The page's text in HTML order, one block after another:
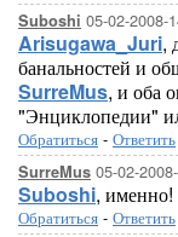
Suboshi 05-02-2008-
Arisugawa_Juri,
банальностей и
SurreMus, и оба
"Энциклопедии"
Обратиться - Ответить
SurreMus 05-02-
Suboshi,
Обратиться - Ответить